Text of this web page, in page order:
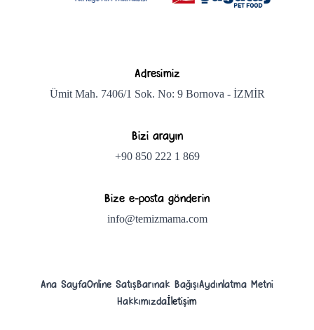
Adresimiz
Ümit Mah. 7406/1 Sok. No: 9 Bornova - İZMİR
Bizi arayın
+90 850 222 1 869
Bize e-posta gönderin
info@temizmama.com
Ana SayfaOnline SatışBarınak BağışıAydınlatma Metni
Hakkımızdaİletişim